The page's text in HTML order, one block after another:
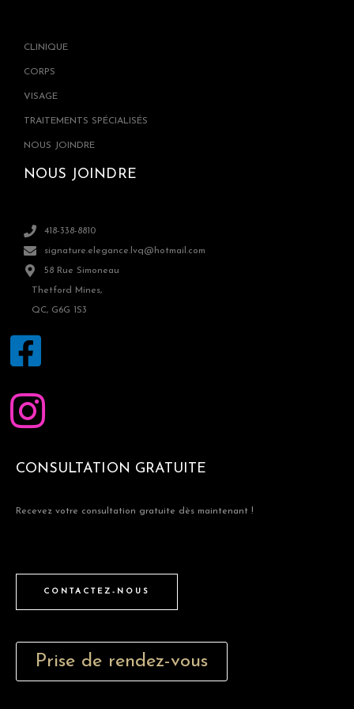
CLINIQUE
CORPS
VISAGE
TRAITEMENTS SPÉCIALISÉS
NOUS JOINDRE
NOUS JOINDRE
418-338-8810
signature.elegance.lvq@hotmail.com
58 Rue Simoneau
Thetford Mines,
QC, G6G 1S3
CONSULTATION GRATUITE
Recevez votre consultation gratuite dès maintenant !
CONTACTEZ-NOUS
Prise de rendez-vous